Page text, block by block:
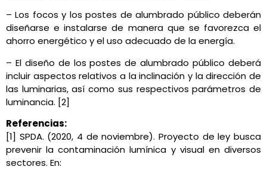
– Los focos y los postes de alumbrado público deberán
diseñarse e instalarse de manera que se favorezca el
ahorro energético y el uso adecuado de la energía.
– El diseño de los postes de alumbrado público deberá
incluir aspectos relativos a la inclinación y la dirección de
las luminarias, así como sus respectivos parámetros de
luminancia. [2]
Referencias:
[1] SPDA. (2020, 4 de noviembre). Proyecto de ley busca
prevenir la contaminación lumínica y visual en diversos
sectores. En: